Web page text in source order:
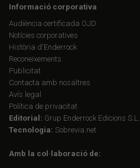
Informació corporativa
Audiència certificada OJD
Notícies corporatives
Història d'Enderrock
Reconeixements
Publicitat
Contacta amb nosaltres
Avís legal
Política de privacitat
Editorial: Grup Enderrock Edicions S.L.
Tecnologia: Sobrevia.net
Amb la col·laboració de: